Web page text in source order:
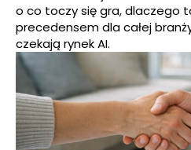
o co toczy się gra, dlaczego
precedensem dla całej
czekają rynek AI.